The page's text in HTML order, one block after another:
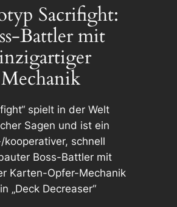
Sacrifight:
Battler mit
Mechanik
spielt in der Welt
Sagen und ist ein
kooperativer, schnell
Boss-Battler mit
Karten-Opfer-Mechanik
„Deck Decreaser“